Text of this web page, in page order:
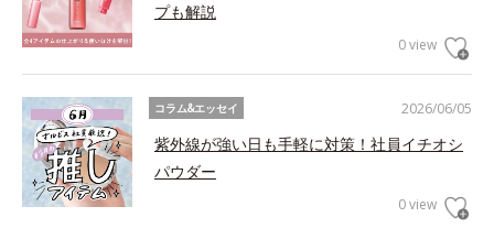
プも解説
0 view
2026/06/05
コラム&エッセイ
紫外線が強い日も手軽に対策！社員イチオシ
パウダー
0 view